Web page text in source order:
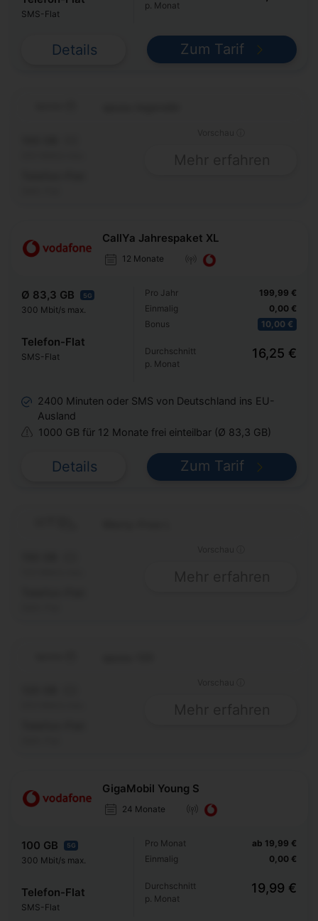
SMS-Flat
p. Monat
Details Zum Tarif
CallYa Jahrespaket XL
12 Monate
Ø 83,3 GB 5G
300 Mbit/s max.
Telefon-Flat
SMS-Flat
Pro Jahr
Einmalig
Bonus
199,99 €
0,00 €
10,00 €
Durchschnitt
p. Monat
16,25 €
2400 Minuten oder SMS von Deutschland ins EU-
Ausland
1000 GB für 12 Monate frei einteilbar (Ø 83,3 GB)
Details Zum Tarif
GigaMobil Young S
24 Monate
100 GB 5G
300 Mbit/s max.
Telefon-Flat
SMS-Flat
Pro Monat
Einmalig
ab 19,99 €
0,00 €
Durchschnitt
p. Monat
19,99 €